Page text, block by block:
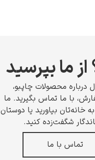
ما بپرسید
درباره محصولات چاپبو،
با ما تماس بگیرید. ما
خانه‌تان بیاورید یا دوستان
شگفت‌زده کنید.
تماس با ما